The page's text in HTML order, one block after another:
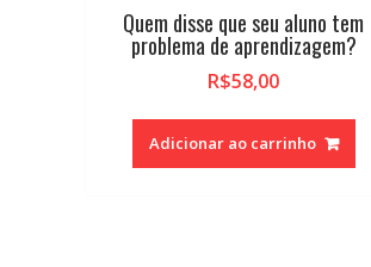
Quem disse que seu aluno tem
problema de aprendizagem?
R$58,00
Adicionar ao carrinho